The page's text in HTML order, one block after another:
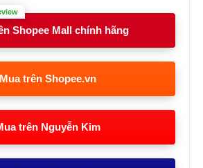
Shopee Mall chính hãng
Mua trên Shopee.vn
trên Nguyễn Kim